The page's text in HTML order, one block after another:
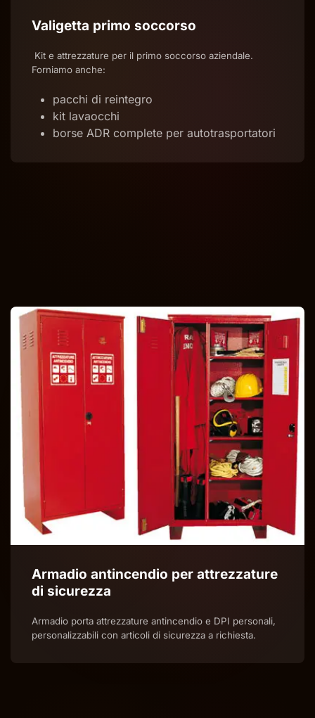
Valigetta primo soccorso
Kit e attrezzature per il primo soccorso aziendale.
Forniamo anche:
pacchi di reintegro
kit lavaocchi
borse ADR complete per autotrasportatori
Armadio antincendio per attrezzature
di sicurezza
Armadio porta attrezzature antincendio e DPI personali,
personalizzabili con articoli di sicurezza a richiesta.